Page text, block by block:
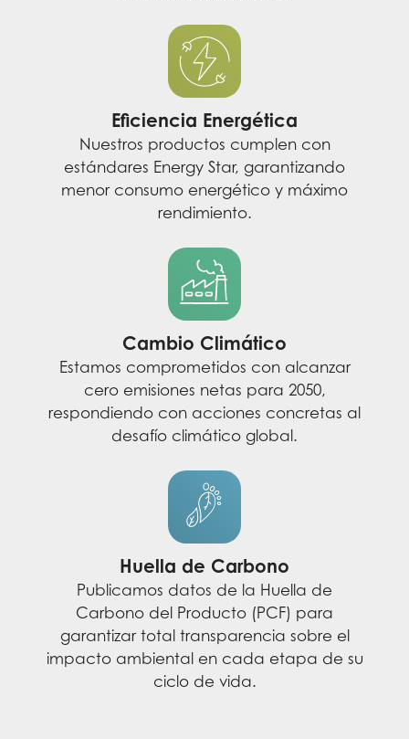
Eficiencia Energética
Nuestros productos cumplen con
estándares Energy Star, garantizando
menor consumo energético y máximo
rendimiento.
Cambio Climático
Estamos comprometidos con alcanzar
cero emisiones netas para 2050,
respondiendo con acciones concretas al
desafío climático global.
Huella de Carbono
Publicamos datos de la Huella de
Carbono del Producto (PCF) para
garantizar total transparencia sobre el
impacto ambiental en cada etapa de su
ciclo de vida.